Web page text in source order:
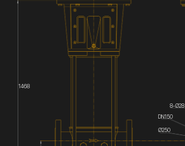
DN150
1468
Ø250
8-Ø28